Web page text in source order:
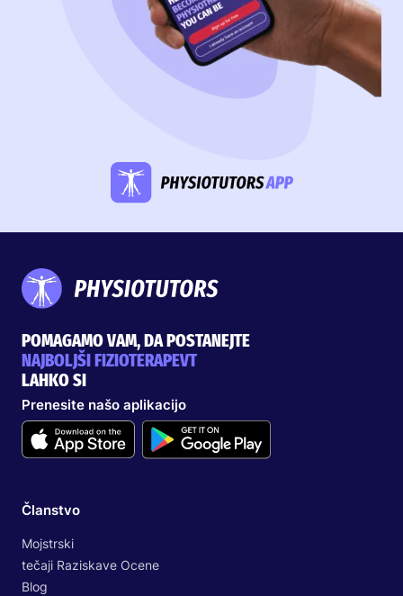
POMAGAMO VAM, DA POSTANEJTE
NAJBOLJŠI FIZIOTERAPEVT
LAHKO SI
Prenesite našo aplikacijo
Članstvo
Mojstrski
tečaji Raziskave Ocene
Blog